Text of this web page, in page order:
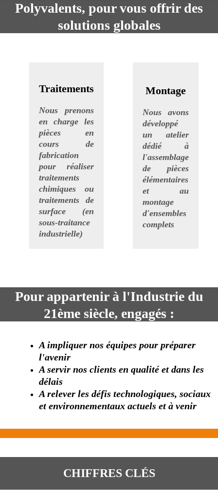
Polyvalents, pour vous offrir des
solutions globales
Traitements
Nous prenons
en charge les
pièces en
cours de
fabrication
pour réaliser
traitements
chimiques ou
traitements de
surface (en
sous-traitance
industrielle)
Montage
Nous avons
développé
un atelier
dédié à
l'assemblage
de pièces
élémentaires
et au
montage
d'ensembles
complets
Pour appartenir à l'Industrie du
21ème siècle, engagés :
A impliquer nos équipes pour préparer
l'avenir
A servir nos clients en qualité et dans les
délais
A relever les défis technologiques, sociaux
et environnementaux actuels et à venir
CHIFFRES CLÉS